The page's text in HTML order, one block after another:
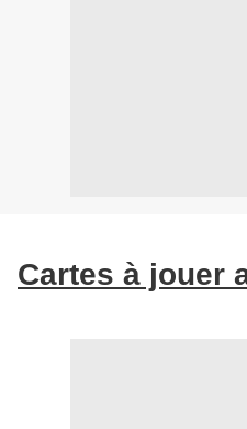
Cartes à jouer